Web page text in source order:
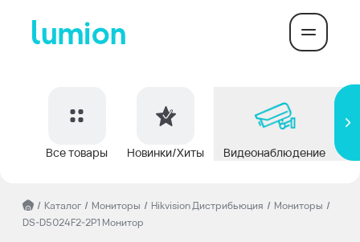
Все товары Новинки/Хиты Видеонаблюдение
/ Каталог / Мониторы / Hikvision Дистрибьюция / Мониторы /
DS-D5024F2-2P1 Монитор